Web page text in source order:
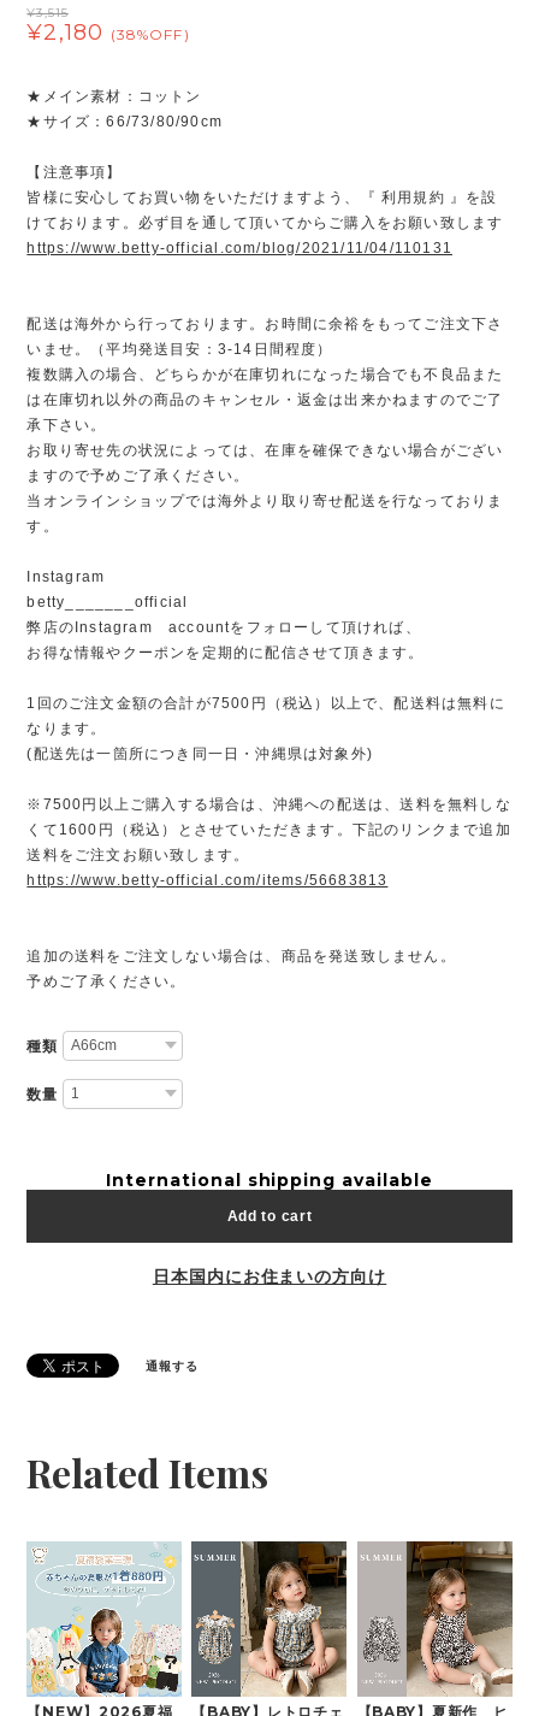
¥3,515
¥2,180 (38%OFF)
★メイン素材：コットン
★サイズ：66/73/80/90cm
【注意事項】
皆様に安心してお買い物をいただけますよう、『 利用規約 』を設
けております。必ず目を通して頂いてからご購入をお願い致します
https://www.betty-official.com/blog/2021/11/04/110131
配送は海外から行っております。お時間に余裕をもってご注文下さ
いませ。（平均発送目安：3-14日間程度）
複数購入の場合、どちらかが在庫切れになった場合でも不良品また
は在庫切れ以外の商品のキャンセル・返金は出来かねますのでご了
承下さい。
お取り寄せ先の状況によっては、在庫を確保できない場合がござい
ますので予めご了承ください。
当オンラインショップでは海外より取り寄せ配送を行なっておりま
す。
Instagram
betty_______official
弊店のInstagram accountをフォローして頂ければ、
お得な情報やクーポンを定期的に配信させて頂きます。
1回のご注文金額の合計が7500円（税込）以上で、配送料は無料に
なります。
(配送先は一箇所につき同一日・沖縄県は対象外)
※7500円以上ご購入する場合は、沖縄への配送は、送料を無料しな
くて1600円（税込）とさせていただきます。下記のリンクまで追加
送料をご注文お願い致します。
https://www.betty-official.com/items/56683813
追加の送料をご注文しない場合は、商品を発送致しません。
予めご了承ください。
種類
数量
International shipping available
Add to cart
日本国内にお住まいの方向け
通報する
Related Items
【NEW】2026夏福 【BABY】レトロチェ 【BABY】夏新作 ヒ